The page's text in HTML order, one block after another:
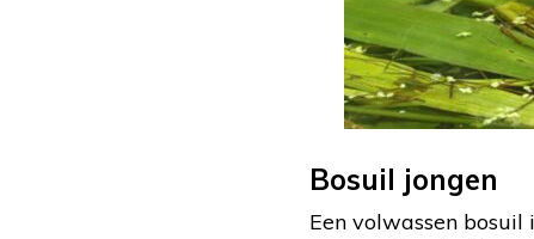
Bosuil jongen
Een volwassen